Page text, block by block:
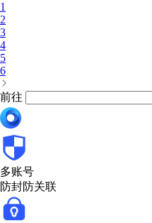
1
2
3
4
5
6
前往
多账号
防封防关联